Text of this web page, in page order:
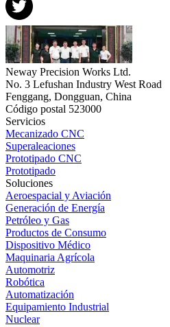
Neway Precision Works Ltd.
No. 3 Lefushan Industry West Road
Fenggang, Dongguan, China
Código postal 523000
Servicios
Mecanizado CNC
Superaleaciones
Prototipado CNC
Prototipado
Soluciones
Aeroespacial y Aviación
Generación de Energía
Petróleo y Gas
Productos de Consumo
Dispositivo Médico
Maquinaria Agrícola
Automotriz
Robótica
Automatización
Equipamiento Industrial
Nuclear